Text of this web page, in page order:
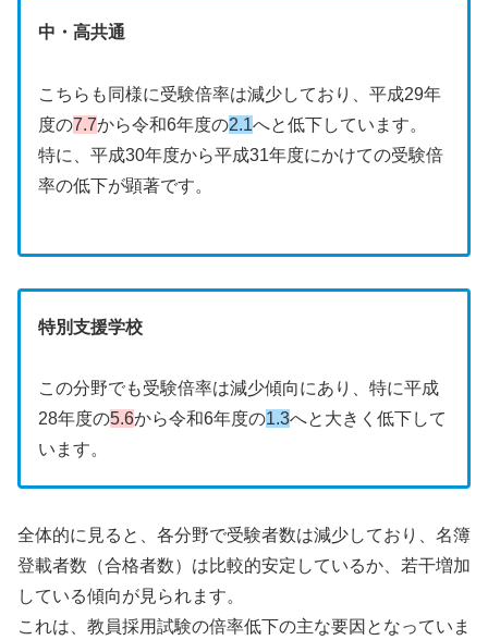
中・高共通
こちらも同様に受験倍率は減少しており、平成29年
度の7.7から令和6年度の2.1へと低下しています。
特に、平成30年度から平成31年度にかけての受験倍
率の低下が顕著です。
特別支援学校
この分野でも受験倍率は減少傾向にあり、特に平成
28年度の5.6から令和6年度の1.3へと大きく低下して
います。
全体的に見ると、各分野で受験者数は減少しており、名簿
登載者数（合格者数）は比較的安定しているか、若干増加
している傾向が見られます。
これは、教員採用試験の倍率低下の主な要因となっていま